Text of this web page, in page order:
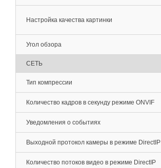
Настройка качества картинки
Угол обзора
СЕТЬ
Тип компрессии
Количество кадров в секунду режиме ONVIF
Уведомления о событиях
Выходной протокол камеры в режиме DirectIP
Количество потоков видео в режиме DirectIP